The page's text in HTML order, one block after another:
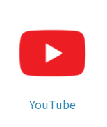
YouTube